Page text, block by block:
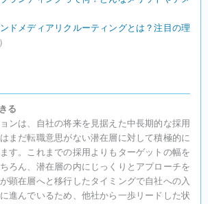
ドメディアリクルーティングとは？注目の理
）
る
ンは、自社の将来を見据えた中長期的な採用
まだ転職意思がない潜在層に対して積極的に
す。これまでの採用よりもターゲットの幅を
ろん、潜在層の内にじっくりとアプローチを
顕在層へと移行したタイミングで自社への入
進んでいるため、他社から一歩リードした状